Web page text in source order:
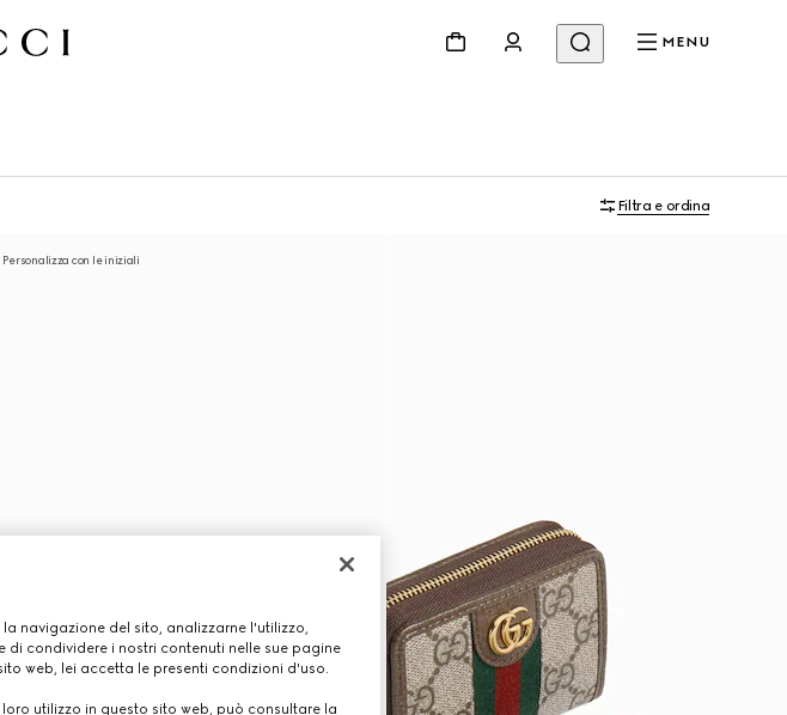
MENU
Filtra e ordina
Personalizza con le iniziali
navigazione del sito, analizzarne l'utilizzo,
condividere i nostri contenuti nelle sue pagine
web, lei accetta le presenti condizioni d'uso.
utilizzo in questo sito web, può consultare la